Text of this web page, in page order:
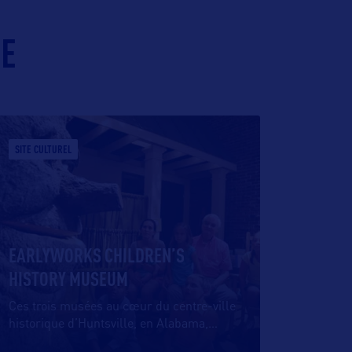
SITE CULTUREL
EARLYWORKS CHILDREN’S
HISTORY MUSEUM
Ces trois musées au cœur du centre-ville
historique d’Huntsville, en Alabama,